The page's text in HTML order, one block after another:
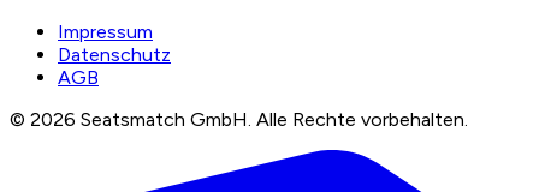
Impressum
Datenschutz
AGB
© 2026 Seatsmatch GmbH. Alle Rechte vorbehalten.